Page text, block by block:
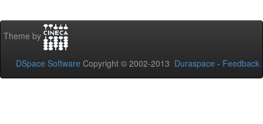
Theme by
DSpace Software Copyright © 2002-2013 Duraspace - Feedback